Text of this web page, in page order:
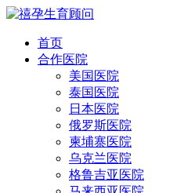
首页
合作医院
美国医院
泰国医院
日本医院
俄罗斯医院
柬埔寨医院
乌克兰医院
格鲁吉亚医院